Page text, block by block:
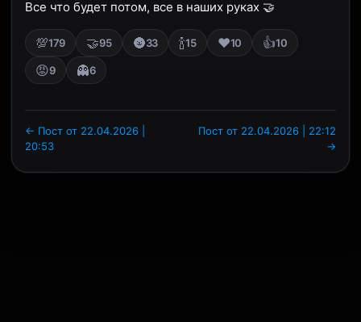
Все что будет потом, все в наших руках 🤝
💯179 🤝95 🌚33 🍾15 ❤️10 👍10
😡9 👻6
← Пост от 22.04.2026 |
20:53
Пост от 22.04.2026 | 22:12
→